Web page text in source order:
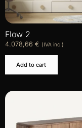
Flow 2
4.078,66 € (IVA inc.)
Add to cart